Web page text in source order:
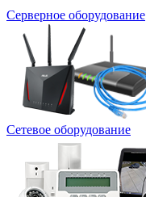
Серверное оборудование
Сетевое оборудование